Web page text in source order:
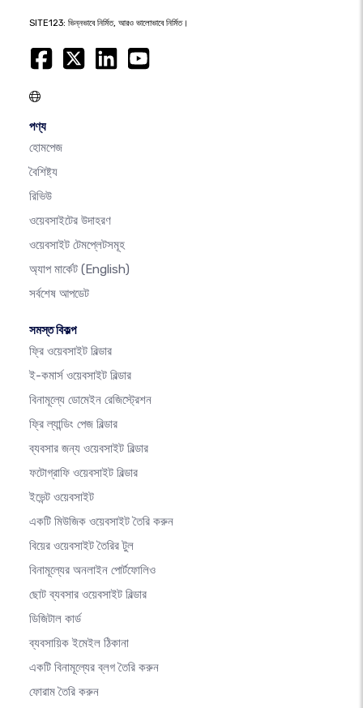
SITE123: ভিন্নভাবে নির্মিত, আরও ভালোভাবে নির্মিত।
পণ্য
হোমপেজ
বৈশিষ্ট্য
রিভিউ
ওয়েবসাইটের উদাহরণ
ওয়েবসাইট টেমপ্লেটসমূহ
অ্যাপ মার্কেট (English)
সর্বশেষ আপডেট
সমস্ত বিকল্প
ফ্রি ওয়েবসাইট বিল্ডার
ই-কমার্স ওয়েবসাইট বিল্ডার
বিনামূল্যে ডোমেইন রেজিস্ট্রেশন
ফ্রি ল্যান্ডিং পেজ বিল্ডার
ব্যবসার জন্য ওয়েবসাইট বিল্ডার
ফটোগ্রাফি ওয়েবসাইট বিল্ডার
ইভেন্ট ওয়েবসাইট
একটি মিউজিক ওয়েবসাইট তৈরি করুন
বিয়ের ওয়েবসাইট তৈরির টুল
বিনামূল্যের অনলাইন পোর্টফোলিও
ছোট ব্যবসার ওয়েবসাইট বিল্ডার
ডিজিটাল কার্ড
ব্যবসায়িক ইমেইল ঠিকানা
একটি বিনামূল্যের ব্লগ তৈরি করুন
ফোরাম তৈরি করুন